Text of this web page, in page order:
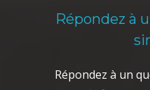
Répondez à
Répondez à un